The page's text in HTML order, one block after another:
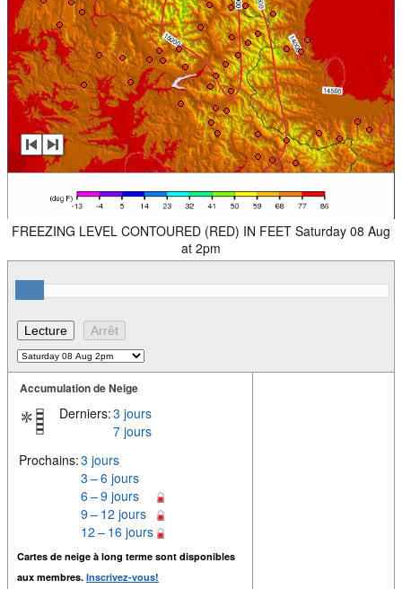
FREEZING LEVEL CONTOURED (RED) IN FEET Saturday 08 Aug
at 2pm
Accumulation de Neige
Derniers:3 jours
7 jours
Prochains:3 jours
3 – 6 jours
6 – 9 jours
9 – 12 jours
12 – 16 jours
Cartes de neige à long terme sont disponibles
aux membres. Inscrivez-vous!